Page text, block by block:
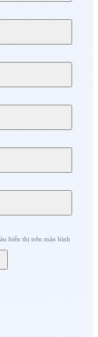
hiển thị trên màn hình